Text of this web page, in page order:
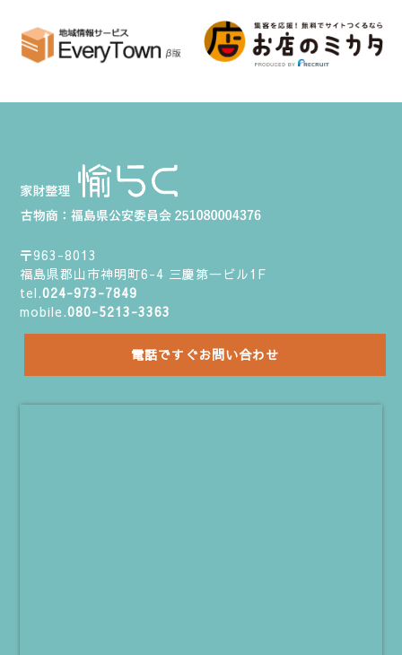
〒963-8013
福島県郡山市神明町6-4 三慶第一ビル1F
tel.024-973-7849
mobile.080-5213-3363
電話ですぐお問い合わせ